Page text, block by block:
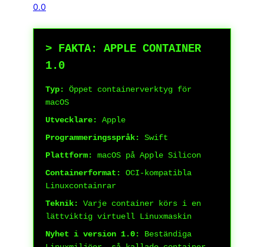
0.0
> FAKTA: APPLE CONTAINER
1.0
Typ:
Öppet containerverktyg för
macOS
Utvecklare:
Apple
Programmeringsspråk:
Swift
Plattform:
macOS på Apple Silicon
Containerformat:
OCI-kompatibla
Linuxcontainrar
Teknik:
Varje container körs i en
lättviktig virtuell Linuxmaskin
Nyhet i version 1.0:
Beständiga